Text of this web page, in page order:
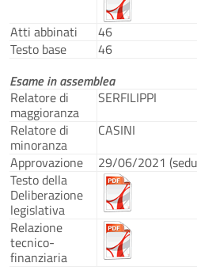
Atti abbinati
46
Testo base
46
Esame in assemblea
Relatore di
maggioranza
SERFILIPPI
Relatore di
minoranza
CASINI
Approvazione
29/06/2021
Testo della
Deliberazione
legislativa
Relazione
tecnico-
finanziaria